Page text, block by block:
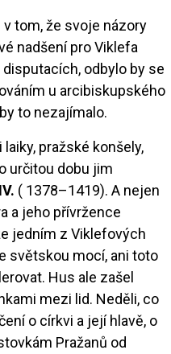
tom, že svoje názory
nadšení pro Viklefa
odbylo by se
u arcibiskupského
to nezajímalo.
pražské konšely,
určitou dobu jim
( 1378–1419). A nejen
a jeho přívržence
jedním z Viklefových
světskou mocí, ani toto
Hus ale zašel
mezi lid. Neděli, co
o církvi a její hlavě, o
Pražanů od